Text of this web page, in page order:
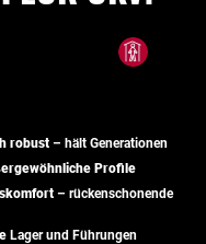
robust – hält Generationen
Profile
– rückenschonende
Lager und Führungen